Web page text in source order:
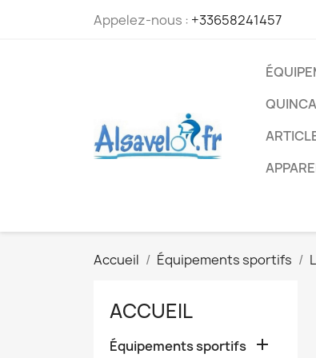
Appelez-nous : +33658241457
Accueil Équipements sportifs
ACCUEIL
Équipements sportifs 